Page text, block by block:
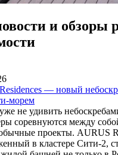
и обзоры
— новый
морем
не удивить
соревнуются между
проекты. AURUS
в кластере Сити-2,